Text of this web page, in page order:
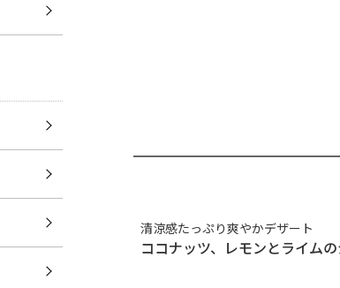
清涼感たっぷり爽やかデザート
ココナッツ、レモンとライム